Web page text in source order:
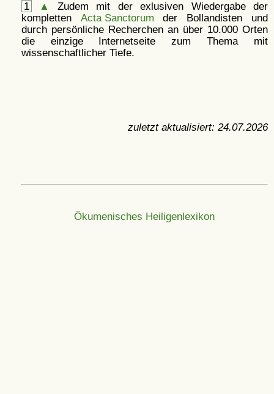
1 ▲
Zudem mit der exlusiven Wiedergabe der
kompletten Acta Sanctorum der Bollandisten und
durch persönliche Recherchen an über 10.000 Orten
die einzige Internetseite zum Thema mit
wissenschaftlicher Tiefe.
zuletzt aktualisiert: 24.07.2026
Ökumenisches Heiligenlexikon